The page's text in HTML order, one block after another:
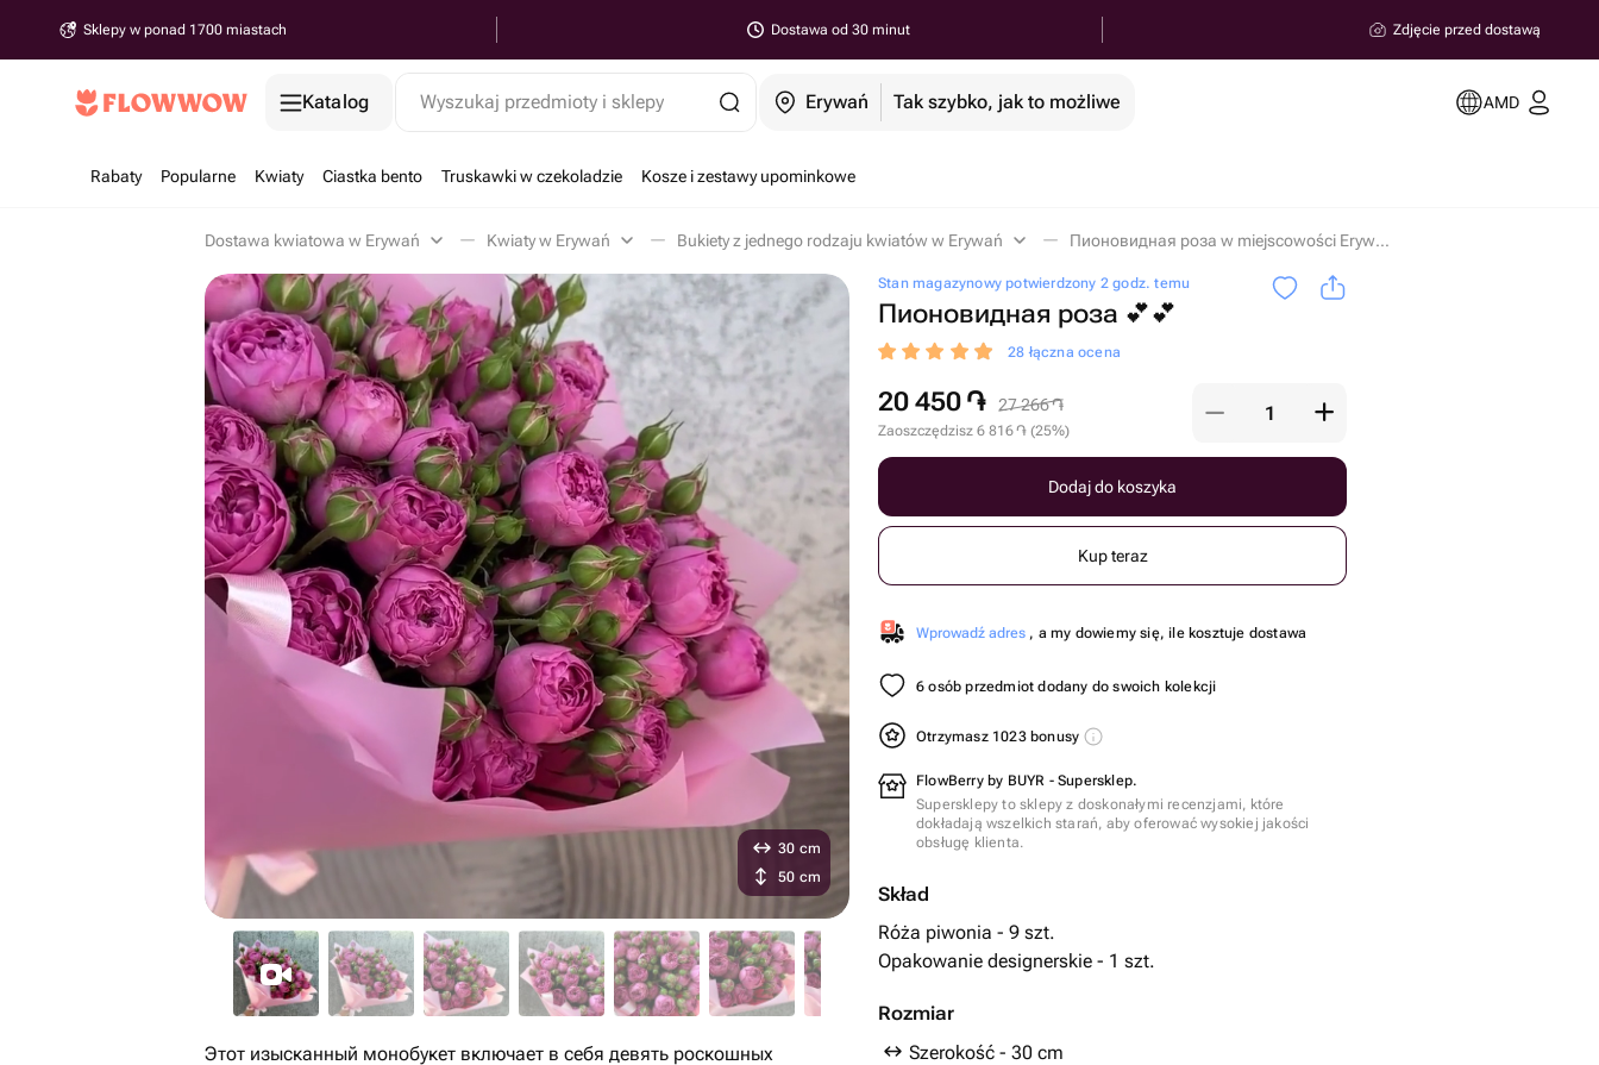
Sklepy w ponad 1700 miastach Dostawa od 30 minut Zdjęcie przed dostawą
Katalog Wyszukaj przedmioty i sklepy Erywań Tak szybko, jak to możliwe AMD
Rabaty Popularne Kwiaty Ciastka bento Truskawki w czekoladzie Kosze i zestawy upominkowe
Dostawa kwiatowa w Erywań Kwiaty w Erywań Bukiety z jednego rodzaju kwiatów w Erywań Пионовидная роза w miejscowości Erywań
Stan magazynowy potwierdzony 2 godz. temu
Пионовидная роза 💕💕
28 łączna ocena
20 450 ֏ 27 266֏
Zaoszczędzisz 6 816֏ (25%)
Dodaj do koszyka
Kup teraz
Wprowadź adres , a my dowiemy się, ile kosztuje dostawa
6 osób przedmiot dodany do swoich kolekcji
Otrzymasz 1023 bonusy
FlowBerry by BUYR - Supersklep.
Supersklepy to sklepy z doskonałymi recenzjami, które
dokładają wszelkich starań, aby oferować wysokiej jakości
obsługę klienta.
Skład
Róża piwonia - 9 szt.
Opakowanie designerskie - 1 szt.
Rozmiar
Szerokość - 30 cm
30 cm
50 cm
Этот изысканный монобукет включает в себя девять роскошных